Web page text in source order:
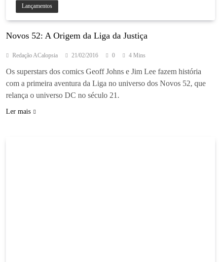
Lançamentos
Novos 52: A Origem da Liga da Justiça
Redação ACalopsia 21/02/2016 0 4 Mins
Os superstars dos comics Geoff Johns e Jim Lee fazem história
com a primeira aventura da Liga no universo dos Novos 52, que
relança o universo DC no século 21.
Ler mais